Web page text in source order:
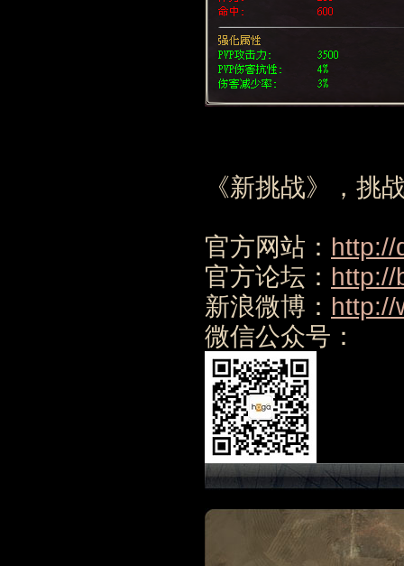
《新挑战》，挑
官方网站： http://
官方论坛： http://
新浪微博： http://
微信公众号：